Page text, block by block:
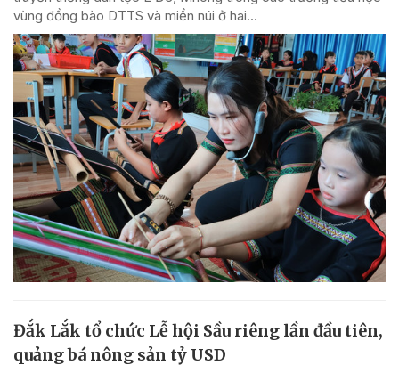
vùng đồng bào DTTS và miền núi ở hai...
Đắk Lắk tổ chức Lễ hội Sầu riêng lần đầu tiên,
quảng bá nông sản tỷ USD